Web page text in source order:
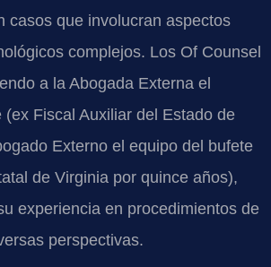
casos que involucran aspectos
complejos. Los Of Counsel
a la Abogada Externa el
(ex Fiscal Auxiliar del Estado de
Externo el equipo del bufete
de Virginia por quince años),
experiencia en procedimientos de
perspectivas.